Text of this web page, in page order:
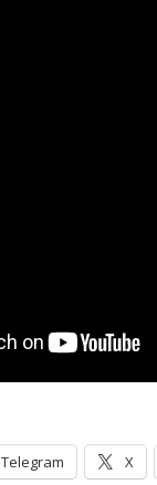
Telegram X